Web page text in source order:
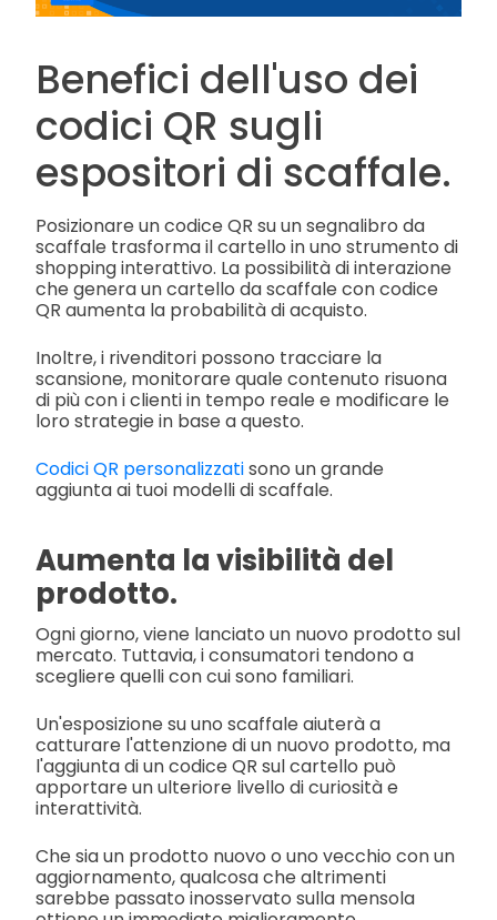
Benefici dell'uso dei
codici QR sugli
espositori di scaffale.
Posizionare un codice QR su un segnalibro da
scaffale trasforma il cartello in uno strumento di
shopping interattivo. La possibilità di interazione
che genera un cartello da scaffale con codice
QR aumenta la probabilità di acquisto.
Inoltre, i rivenditori possono tracciare la
scansione, monitorare quale contenuto risuona
di più con i clienti in tempo reale e modificare le
loro strategie in base a questo.
Codici QR personalizzatisono un grande
aggiunta ai tuoi modelli di scaffale.
Aumenta la visibilità del
prodotto.
Ogni giorno, viene lanciato un nuovo prodotto sul
mercato. Tuttavia, i consumatori tendono a
scegliere quelli con cui sono familiari.
Un'esposizione su uno scaffale aiuterà a
catturare l'attenzione di un nuovo prodotto, ma
l'aggiunta di un codice QR sul cartello può
apportare un ulteriore livello di curiosità e
interattività.
Che sia un prodotto nuovo o uno vecchio con un
aggiornamento, qualcosa che altrimenti
sarebbe passato inosservato sulla mensola